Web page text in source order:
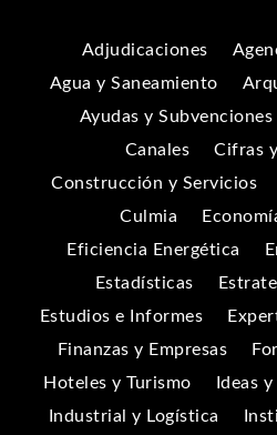
Adjudicaciones
Agua y Saneamiento
Ayudas y Subvenciones
Canales
Cifras
Construcción y Servicios
Culmia
Eficiencia Energética
Estadísticas
Estudios e Informes
Finanzas y Empresas
Hoteles y Turismo
Ideas
Industrial y Logística